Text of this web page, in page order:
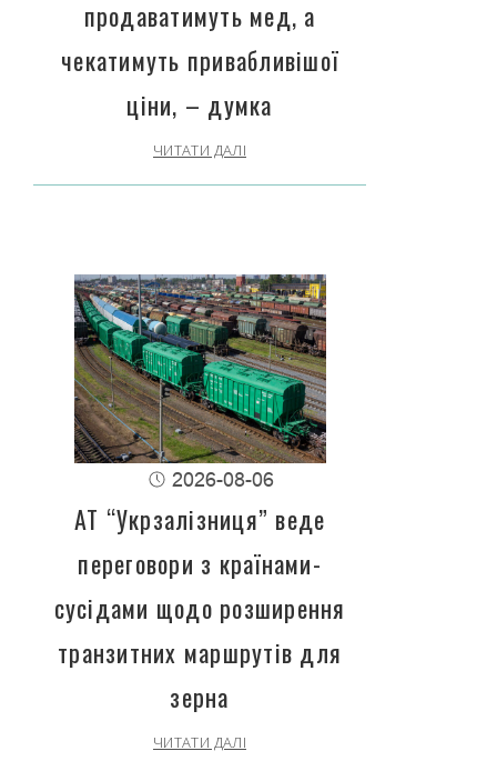
продаватимуть мед, а
чекатимуть привабливішої
ціни, – думка
ЧИТАТИ ДАЛІ
2026-08-06
АТ “Укрзалізниця” веде
переговори з країнами-
сусідами щодо розширення
транзитних маршрутів для
зерна
ЧИТАТИ ДАЛІ